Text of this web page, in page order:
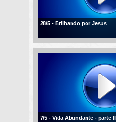
28/5 - Brilhando por Jesus
7/5 - Vida Abundante - parte II